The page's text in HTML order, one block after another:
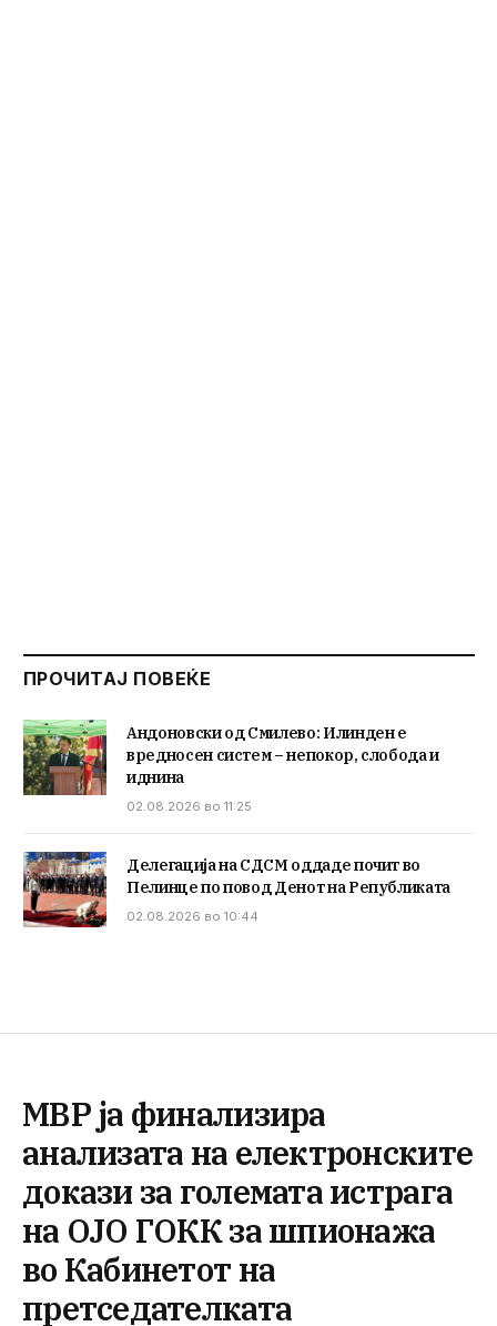
ПРОЧИТАЈ ПОВЕЌЕ
Андоновски од Смилево: Илинден е
вредносен систем – непокор, слобода и
иднина
02.08.2026 во 11:25
Делегација на СДСМ оддаде почит во
Пелинце по повод Денот на Републиката
02.08.2026 во 10:44
МВР ја финализира
анализата на електронските
докази за големата истрага
на ОЈО ГОКК за шпионажа
во Кабинетот на
претседателката